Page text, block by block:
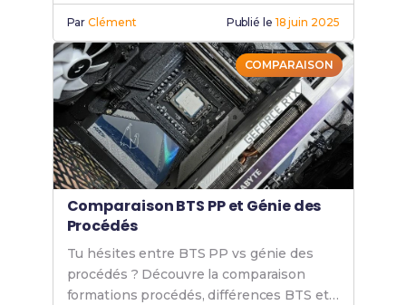
l’employabilité après BTS PP.
ParClément Publié le 18 juin 2025
COMPARAISON
Comparaison BTS PP et Génie des
Procédés
Tu hésites entre BTS PP vs génie des
procédés ? Découvre la comparaison
formations procédés, différences BTS et